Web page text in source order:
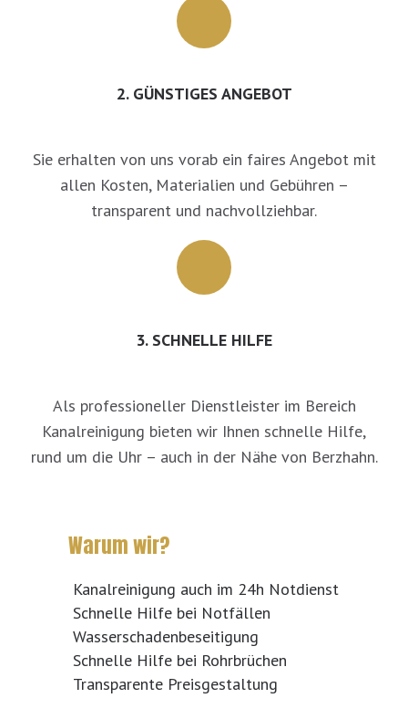
2. GÜNSTIGES ANGEBOT
Sie erhalten von uns vorab ein faires Angebot mit
allen Kosten, Materialien und Gebühren –
transparent und nachvollziehbar.
3. SCHNELLE HILFE
Als professioneller Dienstleister im Bereich
Kanalreinigung bieten wir Ihnen schnelle Hilfe,
rund um die Uhr – auch in der Nähe von Berzhahn.
Warum wir?
Kanalreinigung auch im 24h Notdienst
Schnelle Hilfe bei Notfällen
Wasserschadenbeseitigung
Schnelle Hilfe bei Rohrbrüchen
Transparente Preisgestaltung